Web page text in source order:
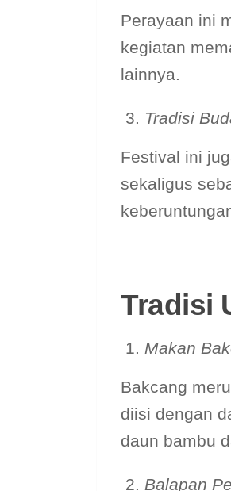
Perayaan ini
kegiatan
lainnya.
Tradisi
Festival ini
sekaligus
Tradisi
Makan
Bakcang
diisi dengan
daun bambu
Balapan